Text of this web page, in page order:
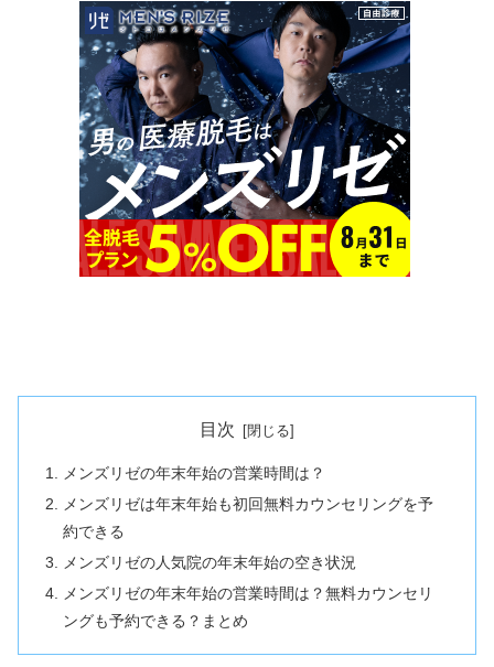
目次
メンズリゼの年末年始の営業時間は？
メンズリゼは年末年始も初回無料カウンセリングを予
約できる
メンズリゼの人気院の年末年始の空き状況
メンズリゼの年末年始の営業時間は？無料カウンセリ
ングも予約できる？まとめ